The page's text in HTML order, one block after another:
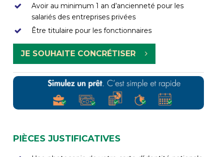
Avoir au minimum 1 an d’ancienneté pour les
salariés des entreprises privées
Être titulaire pour les fonctionnaires
JE SOUHAITE CONCRÉTISER
PIÈCES JUSTIFICATIVES